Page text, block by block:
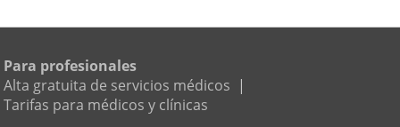
Para profesionales
Alta gratuita de servicios médicos |
Tarifas para médicos y clínicas